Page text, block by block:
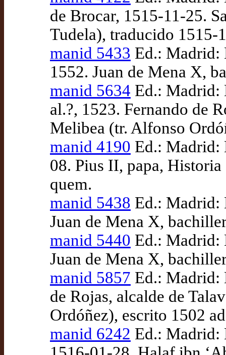
de Brocar, 1515-11-25.
Tudela), traducido 1515-
manid 5433 Ed.: Madrid:
1552. Juan de Mena X,
manid 5634 Ed.: Madrid:
al.?, 1523. Fernando de
Melibea (tr. Alfonso
manid 4190 Ed.: Madrid:
08. Pius II, papa,
quem.
manid 5438 Ed.: Madrid:
Juan de Mena X,
manid 5440 Ed.: Madrid:
Juan de Mena X,
manid 5857 Ed.: Madrid:
de Rojas, alcalde de
Ordóñez), escrito 1502
manid 6242 Ed.: Madrid: